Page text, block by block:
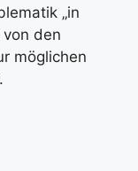
„in
den
möglichen